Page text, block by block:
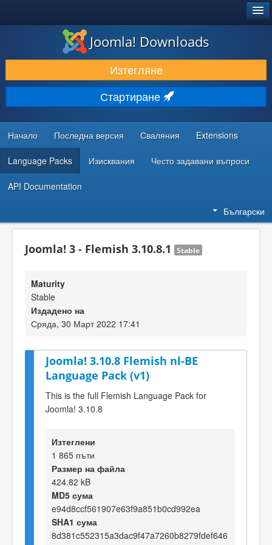
ИЗТЕГЛЯНЕ & РАЗШИРЯВАНЕ
ОТКРИВАЙТЕ & УЧЕТЕ
ОБЩНОСТ & ПОДДРЪЖКА
РЕСУРСИ ЗА РАЗРАБОТКА
Joomla! Downloads
Изтегляне
Стартиране
Начало Последна версия Сваляния Extensions
Language Packs Изисквания Често задавани въпроси
API Documentation
Български
Joomla! 3 - Flemish 3.10.8.1 Stable
Maturity
Stable
Издадено на
Сряда, 30 Март 2022 17:41
Joomla! 3.10.8 Flemish nl-BE
Language Pack (v1)
This is the full Flemish Language Pack for
Joomla! 3.10.8
Изтеглени
1 865 пъти
Размер на файла
424.82 kB
MD5 сума
e94d8ccf561907e63f9a851b0cd992ea
SHA1 сума
8d381c552315a3dac9f47a7260b8279fdef646